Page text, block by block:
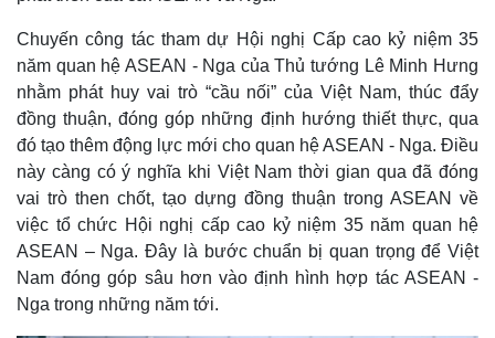
Chuyến công tác tham dự Hội nghị Cấp cao kỷ niệm 35
năm quan hệ ASEAN - Nga của Thủ tướng Lê Minh Hưng
nhằm phát huy vai trò “cầu nối” của Việt Nam, thúc đẩy
đồng thuận, đóng góp những định hướng thiết thực, qua
đó tạo thêm động lực mới cho quan hệ ASEAN - Nga. Điều
này càng có ý nghĩa khi Việt Nam thời gian qua đã đóng
vai trò then chốt, tạo dựng đồng thuận trong ASEAN về
việc tổ chức Hội nghị cấp cao kỷ niệm 35 năm quan hệ
ASEAN – Nga. Đây là bước chuẩn bị quan trọng để Việt
Nam đóng góp sâu hơn vào định hình hợp tác ASEAN -
Nga trong những năm tới.